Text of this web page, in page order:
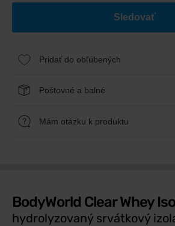
Sledovať
Pridať do obľúbených
Poštovné a balné
Mám otázku k produktu
BodyWorld Clear Whey
hydrolyzovaný srvátkový